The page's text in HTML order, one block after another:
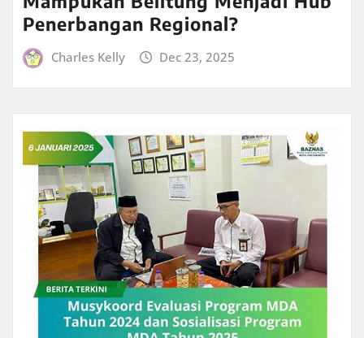
Penerbangan Regional?
Charles Kelly Dec 23, 2025